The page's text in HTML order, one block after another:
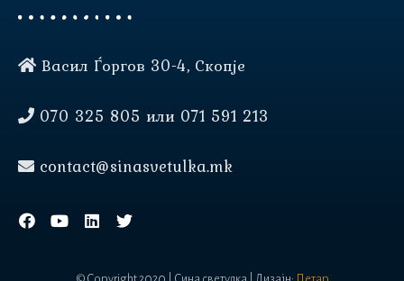
Васил Ѓоргов 30-4, Скопје
070 325 805 или 071 591 213
contact@sinasvetulka.mk
колачиња (cookies) за да Ви
корисничко искуство.